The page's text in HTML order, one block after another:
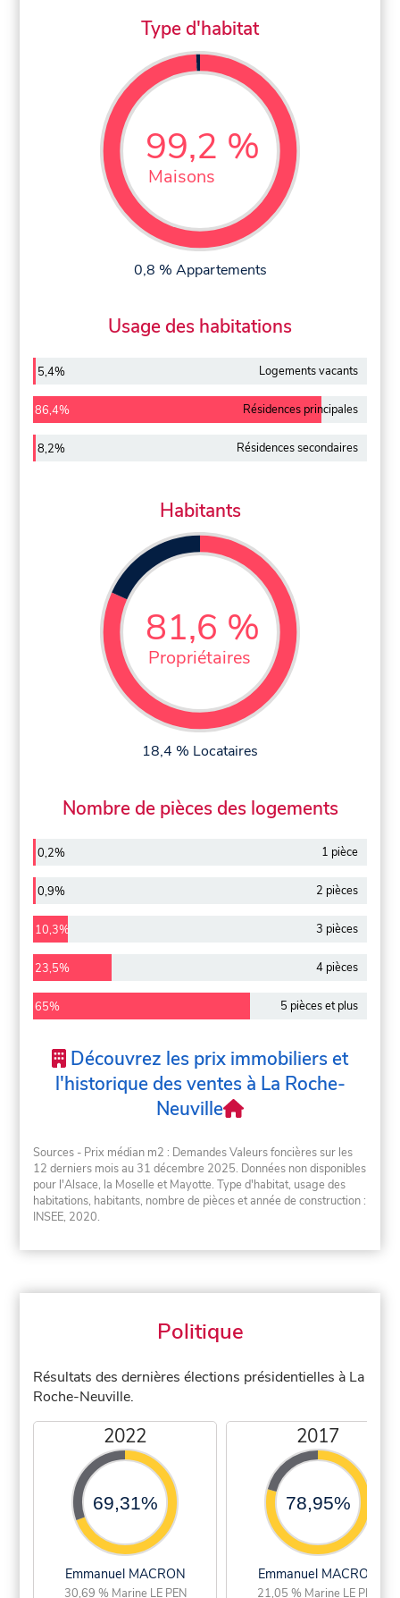
Type d'habitat
99,2 %
Maisons
0,8 % Appartements
Usage des habitations
5,4% Logements vacants
86,4% Résidences principales
8,2% Résidences secondaires
Habitants
81,6 %
Propriétaires
18,4 % Locataires
Nombre de pièces des logements
0,2% 1 pièce
0,9% 2 pièces
10,3% 3 pièces
23,5% 4 pièces
65% 5 pièces et plus
Découvrez les prix immobiliers et
l'historique des ventes à La Roche-
Neuville
Sources - Prix médian m2 : Demandes Valeurs foncières sur les
12 derniers mois au 31 décembre 2025. Données non disponibles
pour l'Alsace, la Moselle et Mayotte. Type d'habitat, usage des
habitations, habitants, nombre de pièces et année de construction :
INSEE, 2020.
Politique
Résultats des dernières élections présidentielles à La
Roche-Neuville.
2022
69,31%
Emmanuel MACRON
30,69 % Marine LE PEN
2017
78,95%
Emmanuel MACRON
21,05 % Marine LE PEN